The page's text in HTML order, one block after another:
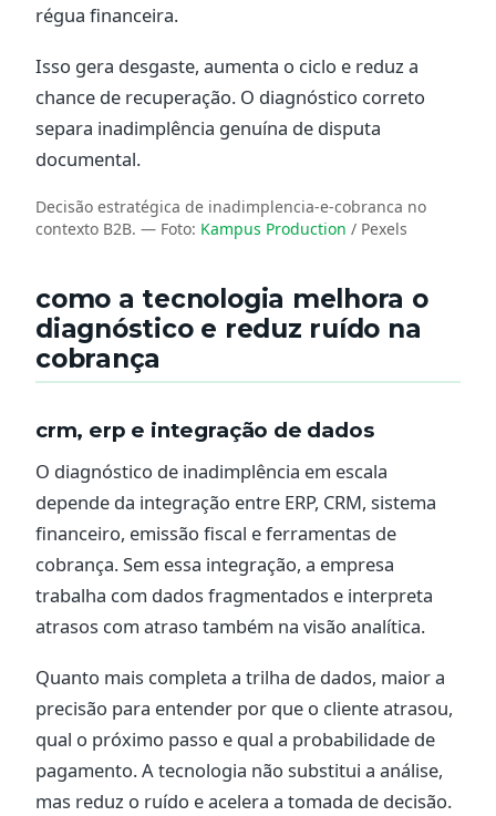
régua financeira.
Isso gera desgaste, aumenta o ciclo e reduz a
chance de recuperação. O diagnóstico correto
separa inadimplência genuína de disputa
documental.
Decisão estratégica de inadimplencia-e-cobranca no
contexto B2B. — Foto: Kampus Production / Pexels
como a tecnologia melhora o
diagnóstico e reduz ruído na
cobrança
crm, erp e integração de dados
O diagnóstico de inadimplência em escala
depende da integração entre ERP, CRM, sistema
financeiro, emissão fiscal e ferramentas de
cobrança. Sem essa integração, a empresa
trabalha com dados fragmentados e interpreta
atrasos com atraso também na visão analítica.
Quanto mais completa a trilha de dados, maior a
precisão para entender por que o cliente atrasou,
qual o próximo passo e qual a probabilidade de
pagamento. A tecnologia não substitui a análise,
mas reduz o ruído e acelera a tomada de decisão.